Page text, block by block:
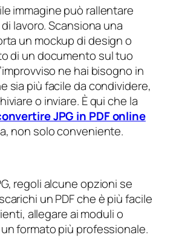
immagine può rallentare
lavoro. Scansiona una
un mockup di design o
di un documento sul tuo
ne hai bisogno in
sia più facile da condividere,
o inviare. È qui che la
JPG in PDF online
non solo conveniente.
regoli alcune opzioni se
un PDF che è più facile
allegare ai moduli o
formato più professionale.